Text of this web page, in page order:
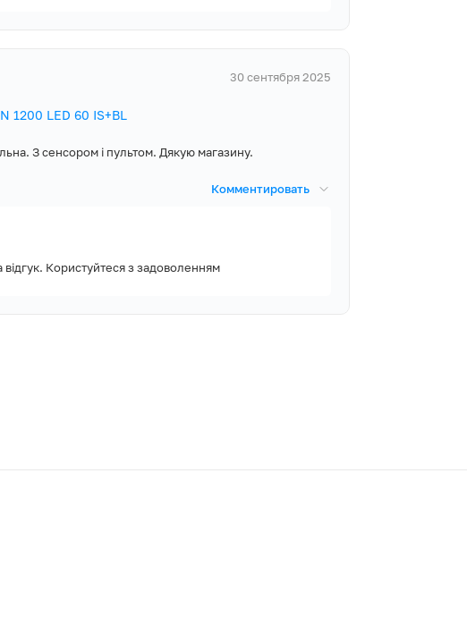
30 сентября 2025
1200 LED 60 IS+BL
З сенсором і пультом. Дякую магазину.
Комментировать
Користуйтеся з задоволенням